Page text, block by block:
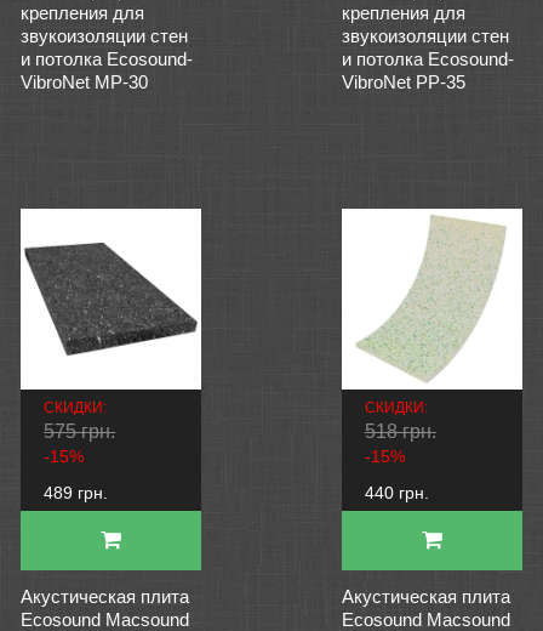
крепления для
звукоизоляции стен
и потолка Ecosound-
VibroNet MP-30
крепления для
звукоизоляции стен
и потолка Ecosound-
VibroNet PP-35
СКИДКИ:
575 грн.
-15%
489 грн.
Акустическая плита
Ecosound Macsound
СКИДКИ:
518 грн.
-15%
440 грн.
Акустическая плита
Ecosound Macsound